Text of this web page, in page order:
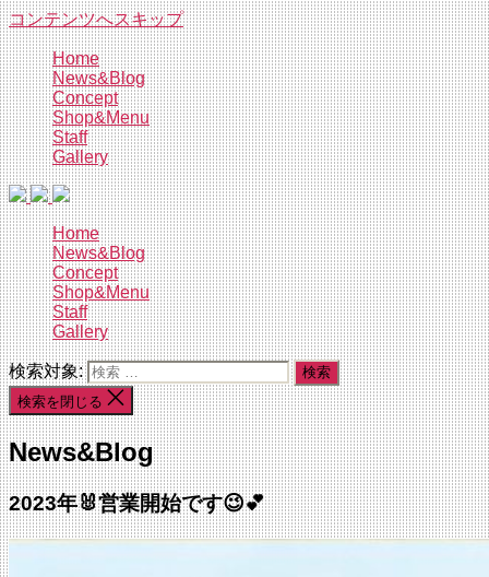
コンテンツへスキップ
Home
News&Blog
Concept
Shop&Menu
Staff
Gallery
Home
News&Blog
Concept
Shop&Menu
Staff
Gallery
検索対象:
検索を閉じる
News&Blog
2023年🐰営業開始です😉💕